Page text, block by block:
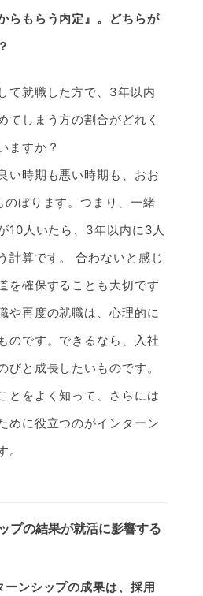
らもらう内定』。どちらが
て就職した方で、3年以内
てしまう方の割合がどれく
ますか？
い時期も悪い時期も、おお
のぼります。つまり、一緒
10人いたら、3年以内に3人
計算です。 合わないと感じ
を確保することも大切です
や再度の就職は、心理的に
のです。できるなら、入社
びと成長したいものです。
とをよく知って、さらには
めに役立つのがインターン
。
プの結果が就活に影響する
ーンシップの成果は、採用